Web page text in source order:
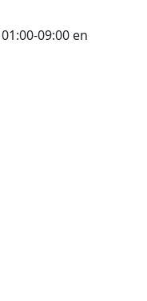
09:00 en